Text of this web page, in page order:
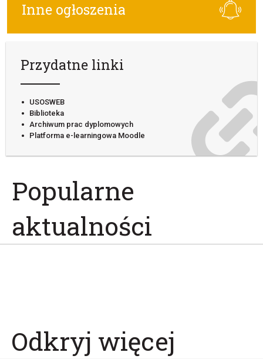
Inne ogłoszenia
Przydatne linki
USOSWEB
Biblioteka
Archiwum prac dyplomowych
Platforma e-learningowa Moodle
Popularne
aktualności
Odkryj więcej